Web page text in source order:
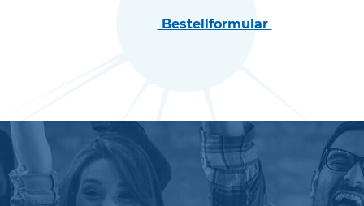
Bestellformular